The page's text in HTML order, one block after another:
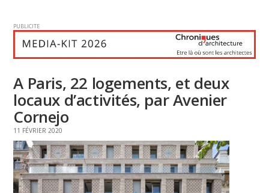
PUBLICITE
A Paris, 22 logements, et deux
locaux d’activités, par Avenier
Cornejo
11 FÉVRIER 2020